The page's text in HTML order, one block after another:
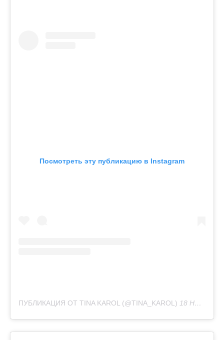
Посмотреть эту публикацию в Instagram
ПУБЛИКАЦИЯ ОТ TINA KAROL (@TINA_KAROL) 18 НОЯ 2019 В 11:13 PST